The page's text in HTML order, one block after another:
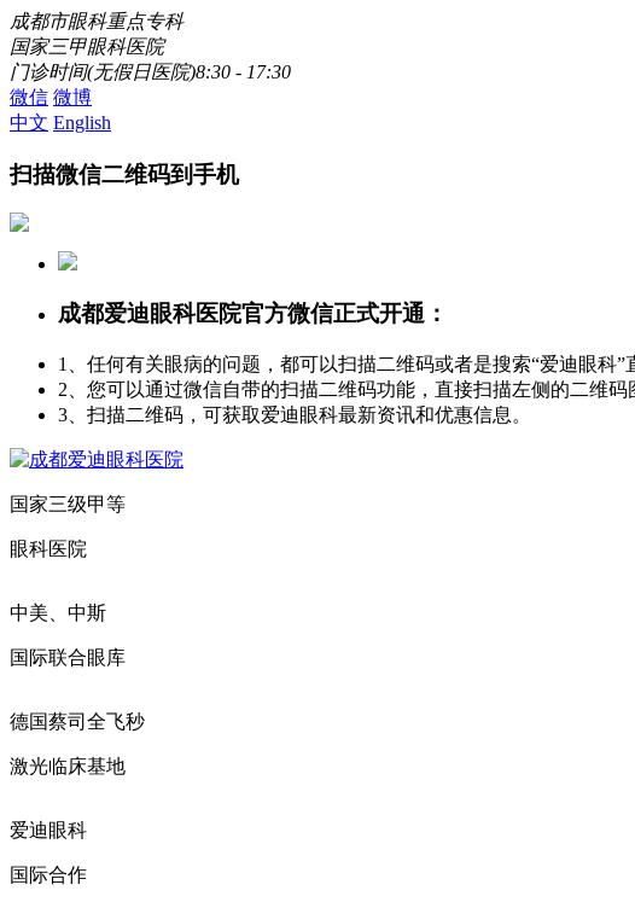
成都市眼科重点专科
国家三甲眼科医院
门诊时间(无假日医院)8:30 - 17:30
微信 微博
中文 English
扫描微信二维码到手机
成都爱迪眼科医院官方微信正式开通：
1、任何有关眼病的问题，都可以扫描二维码或者是搜索“爱迪眼科”
2、您可以通过微信自带的扫描二维码功能，直接扫描左侧的二维码
3、扫描二维码，可获取爱迪眼科最新资讯和优惠信息。
国家三级甲等
眼科医院
中美、中斯
国际联合眼库
德国蔡司全飞秒
激光临床基地
爱迪眼科
国际合作